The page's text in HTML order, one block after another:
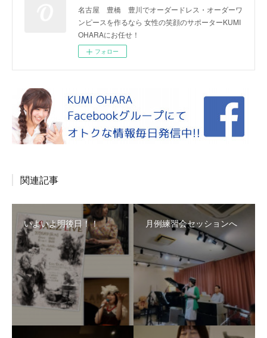
名古屋 豊橋 豊川でオーダードレス・オーダーワ
ンピースを作るなら 女性の笑顔のサポーターKUMI
OHARAにお任せ！
フォロー
関連記事
いよいよ明後日！！ 月例練習会セッションへ